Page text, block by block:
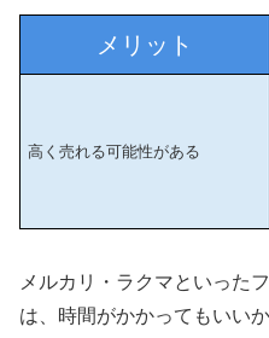
メリット
高く売れる可能性がある
メルカリ・ラクマといった
は、時間がかかってもいい